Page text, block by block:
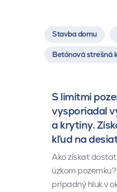
Stavba domu
Betónová strešná
S limitmi
vysporiadal
a krytiny.
kľud na
Ako získať
úzkom
prípadný hluk v